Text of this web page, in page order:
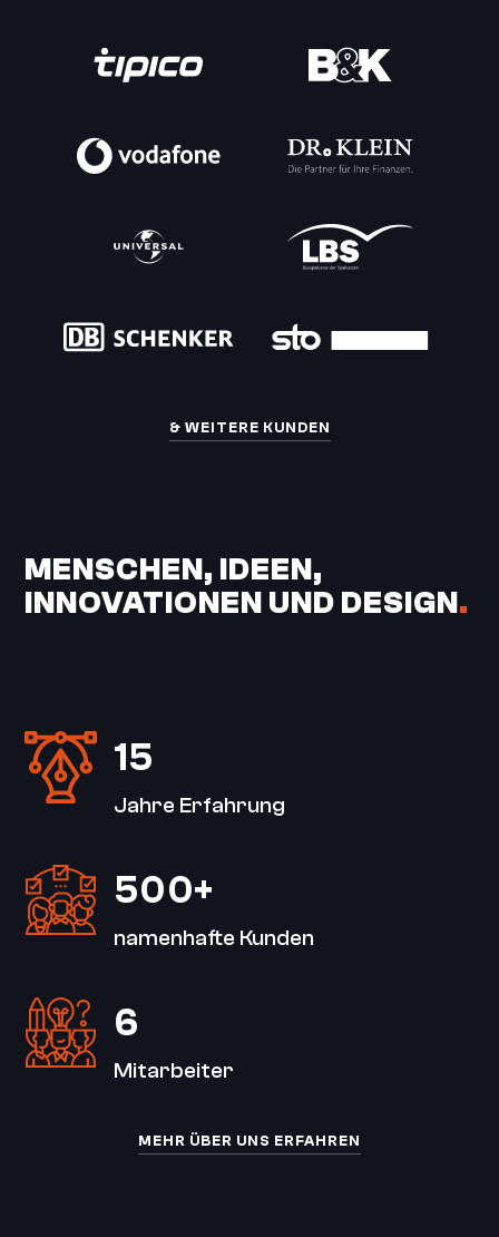
& WEITERE KUNDEN
MENSCHEN, IDEEN,
INNOVATIONEN UND DESIGN.
15
Jahre Erfahrung
500+
namenhafte Kunden
6
Mitarbeiter
MEHR ÜBER UNS ERFAHREN